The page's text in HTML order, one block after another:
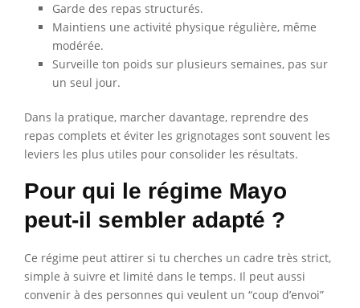
Garde des repas structurés.
Maintiens une activité physique régulière, même
modérée.
Surveille ton poids sur plusieurs semaines, pas sur
un seul jour.
Dans la pratique, marcher davantage, reprendre des
repas complets et éviter les grignotages sont souvent les
leviers les plus utiles pour consolider les résultats.
Pour qui le régime Mayo
peut-il sembler adapté ?
Ce régime peut attirer si tu cherches un cadre très strict,
simple à suivre et limité dans le temps. Il peut aussi
convenir à des personnes qui veulent un “coup d’envoi”